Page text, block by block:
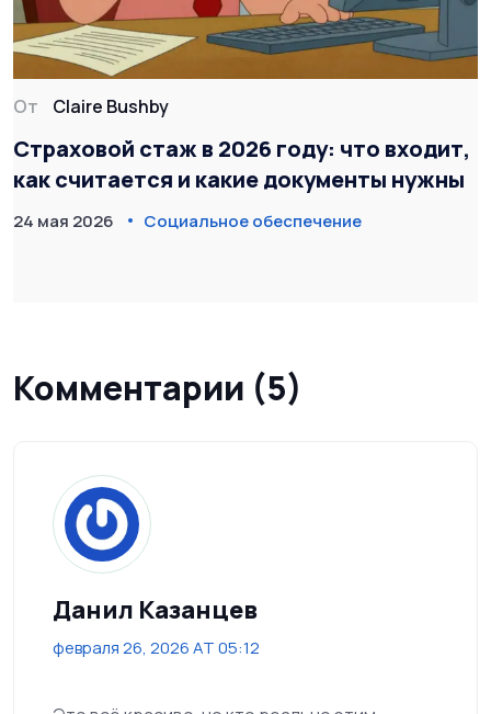
От Claire Bushby
Страховой стаж в 2026 году: что входит,
как считается и какие документы нужны
24 мая 2026 Социальное обеспечение
Комментарии (5)
Данил Казанцев
февраля 26, 2026 AT 05:12